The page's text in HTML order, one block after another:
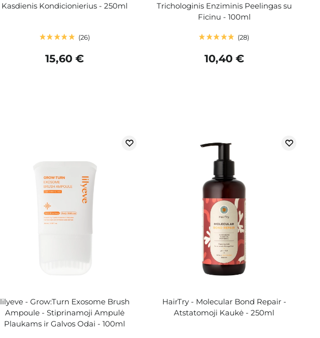
Kasdienis Kondicionierius - 250ml
26
15,60 €
Trichologinis Enziminis Peelingas su
Ficinu - 100ml
28
10,40 €
lilyeve - Grow:Turn Exosome Brush
Ampoule - Stiprinamoji Ampulė
Plaukams ir Galvos Odai - 100ml
HairTry - Molecular Bond Repair -
Atstatomoji Kaukė - 250ml